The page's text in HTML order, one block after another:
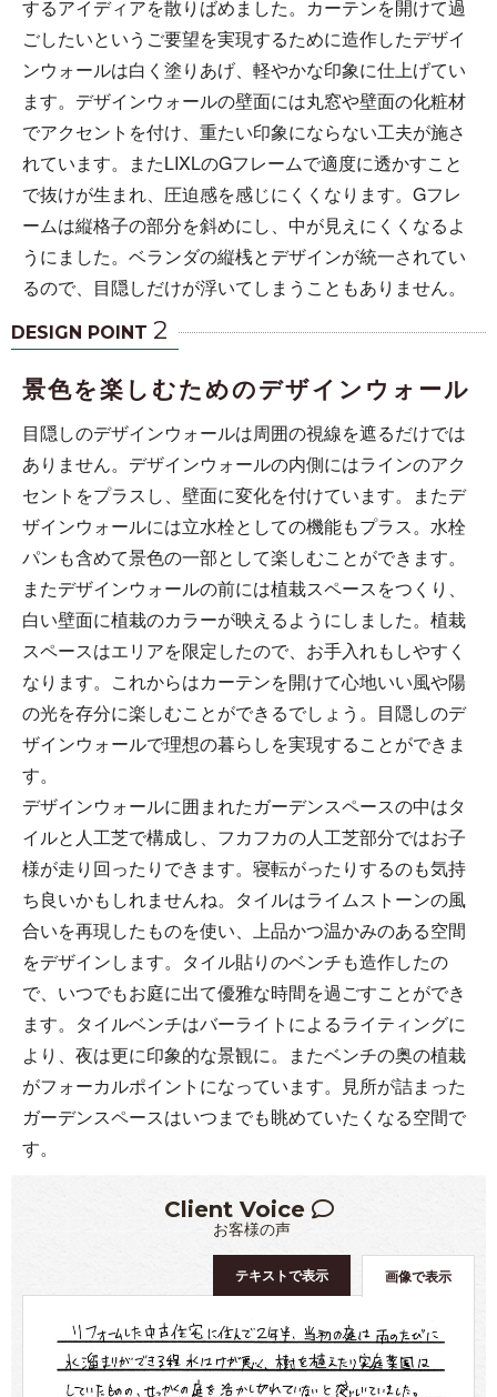
するアイディアを散りばめました。カーテンを開けて過
ごしたいというご要望を実現するために造作したデザイ
ンウォールは白く塗りあげ、軽やかな印象に仕上げてい
ます。デザインウォールの壁面には丸窓や壁面の化粧材
でアクセントを付け、重たい印象にならない工夫が施さ
れています。またLIXLのGフレームで適度に透かすこと
で抜けが生まれ、圧迫感を感じにくくなります。Gフレ
ームは縦格子の部分を斜めにし、中が見えにくくなるよ
うにました。ベランダの縦桟とデザインが統一されてい
るので、目隠しだけが浮いてしまうこともありません。
DESIGN POINT 2
景色を楽しむためのデザインウォール
目隠しのデザインウォールは周囲の視線を遮るだけでは
ありません。デザインウォールの内側にはラインのアク
セントをプラスし、壁面に変化を付けています。またデ
ザインウォールには立水栓としての機能もプラス。水栓
パンも含めて景色の一部として楽しむことができます。
またデザインウォールの前には植栽スペースをつくり、
白い壁面に植栽のカラーが映えるようにしました。植栽
スペースはエリアを限定したので、お手入れもしやすく
なります。これからはカーテンを開けて心地いい風や陽
の光を存分に楽しむことができるでしょう。目隠しのデ
ザインウォールで理想の暮らしを実現することができま
す。
デザインウォールに囲まれたガーデンスペースの中はタ
イルと人工芝で構成し、フカフカの人工芝部分ではお子
様が走り回ったりできます。寝転がったりするのも気持
ち良いかもしれませんね。タイルはライムストーンの風
合いを再現したものを使い、上品かつ温かみのある空間
をデザインします。タイル貼りのベンチも造作したの
で、いつでもお庭に出て優雅な時間を過ごすことができ
ます。タイルベンチはバーライトによるライティングに
より、夜は更に印象的な景観に。またベンチの奥の植栽
がフォーカルポイントになっています。見所が詰まった
ガーデンスペースはいつまでも眺めていたくなる空間で
す。
Client Voice
お客様の声
画像で表示
テキストで表示